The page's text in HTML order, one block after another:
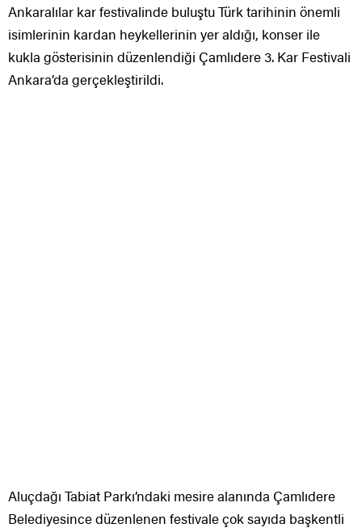
Ankaralılar kar festivalinde buluştu Türk tarihinin önemli
isimlerinin kardan heykellerinin yer aldığı, konser ile
kukla gösterisinin düzenlendiği Çamlıdere 3. Kar Festivali
Ankara’da gerçekleştirildi.
Aluçdağı Tabiat Parkı’ndaki mesire alanında Çamlıdere
Belediyesince düzenlenen festivale çok sayıda başkentli